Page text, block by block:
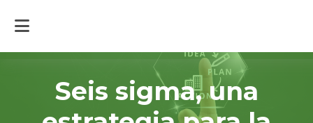
Seis sigma, una